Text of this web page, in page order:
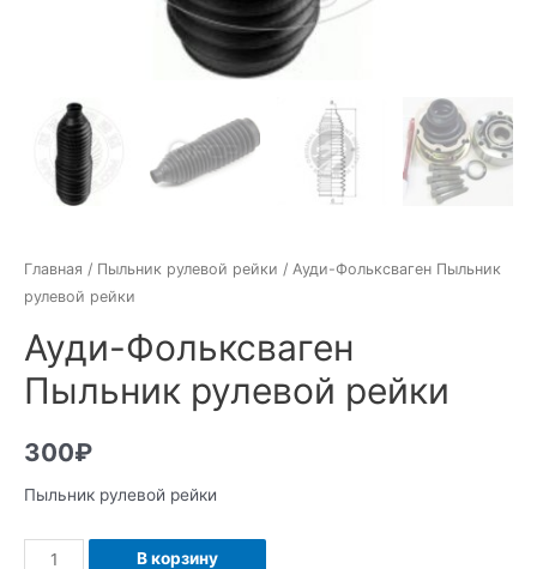
Главная / Пыльник рулевой рейки / Ауди-Фольксваген Пыльник
рулевой рейки
Ауди-Фольксваген
Пыльник рулевой рейки
300₽
Пыльник рулевой рейки
Количество
В корзину